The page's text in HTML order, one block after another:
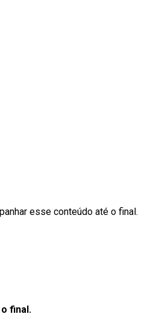
esse conteúdo até o final.
final.